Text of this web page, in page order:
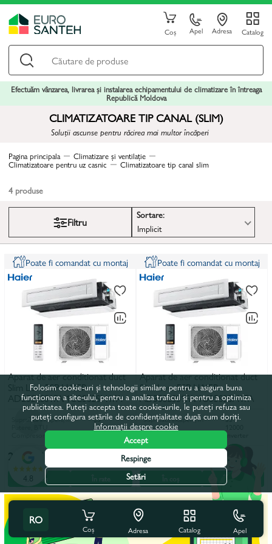
Coș Apel Adresa Catalog
Efectuăm vânzarea, livrarea și instalarea echipamentului de climatizare în întreaga
Republică Moldova
CLIMATIZATOARE TIP CANAL (SLIM)
Soluții ascunse pentru răcirea mai multor încăperi
Pagina principala Climatizare și ventilație
Climatizatoare pentru uz casnic Climatizatoare tip canal slim
4 produse
Filtru
Sortare:
Implicit
Poate fi comandat cu montaj
Aparat de aer conditionat duct
Slim Low ESP HAIER
AD25S2SS1FA/1U25S2SM1FA
Suprafata incaperii, m² 25
9000
25 567 lei
În coș
Poate fi comandat cu montaj
Aparat de aer conditionat duct
Slim Low ESP HAIER
AD35S2SS1FA/1U35S2SM1FA
Suprafata incaperii, m² 35
Putere, BTU
Inverter
28 738 lei
În rate
RO
Coș Adresa Catalog Apel
4.8
Folosim cookie-uri și tehnologii similare pentru a asigura buna
funcționare a site-ului, pentru a analiza traficul și pentru a optimiza
publicitatea. Puteți accepta toate cookie-urile, le puteți refuza sau
puteți configura setările de confidențialitate după cum doriți.
Informații despre cookie
Accept
Respinge
Setări